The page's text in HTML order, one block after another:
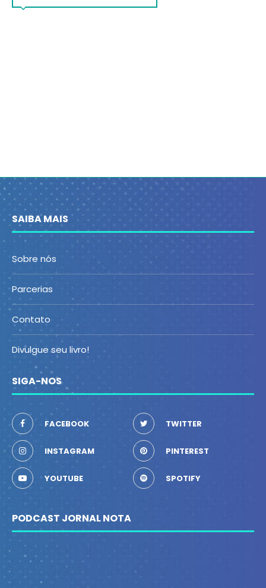
SAIBA MAIS
Sobre nós
Parcerias
Contato
Divulgue seu livro!
SIGA-NOS
FACEBOOK TWITTER
INSTAGRAM PINTEREST
YOUTUBE SPOTIFY
PODCAST JORNAL NOTA